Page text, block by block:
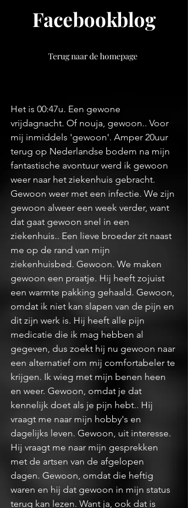
Facebookblog
Terug naar de homepage
Het is 00:47u. Een gewone
vrijdagnacht. Of nouja, gewoon.. Voor
mij inmiddels 'gewoon'. Amper 20uur
terug op Nederlandse bodem na mijn
fantastische avontuur werd ik gewoon
weer naar het ziekenhuis gebracht.
Gewoon weer met een infectie. We zijn
gewoon alweer een week verder, want
dat gaat gewoon snel in een
ziekenhuis.. Een lieve broeder zit naast
me op de rand van mijn
ziekenhuisbed. Gewoon. We maken
gewoon een praatje. Hij heeft zojuist
een warmte pakking gehaald. Gewoon,
omdat ik niet kan slapen van de pijn en
dit zijn werk is. Hij heeft alle pijn
medicatie die ik mag hebben al
gegeven, dus zoekt hij nu gewoon naar
een alternatief om mij comfortabeler te
krijgen. Ik wieg met mijn benen heen
en weer. Gewoon, omdat je dat
kennelijk doet als je pijn hebt.. Hij
vraagt me naar mijn hobby's en
dagelijks leven. Gewoon, uit interesse.
Hij vraagt me naar mijn gesprekken
met de artsen van de afgelopen
dagen. Gewoon, omdat die heftig
waren en hij dat gewoon in mijn status
terug kan lezen. Want ja, ook dat is